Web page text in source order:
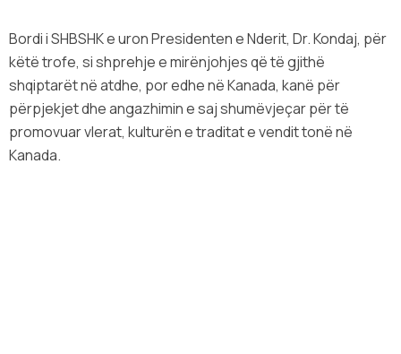
Bordi i SHBSHK e uron Presidenten e Nderit, Dr. Kondaj, për
këtë trofe, si shprehje e mirënjohjes që të gjithë
shqiptarët në atdhe, por edhe në Kanada, kanë për
përpjekjet dhe angazhimin e saj shumëvjeçar për të
promovuar vlerat, kulturën e traditat e vendit tonë në
Kanada.